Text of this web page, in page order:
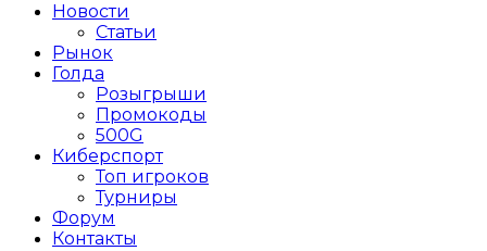
Новости
Статьи
Рынок
Голда
Розыгрыши
Промокоды
500G
Киберспорт
Топ игроков
Турниры
Форум
Контакты